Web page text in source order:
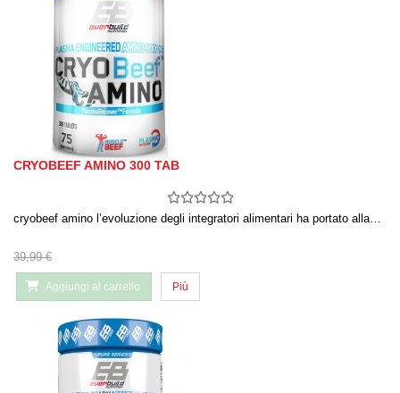
CRYOBEEF AMINO 300 TAB
cryobeef amino l’evoluzione degli integratori alimentari ha portato alla…
39,99 €
Aggiungi al carrello Più